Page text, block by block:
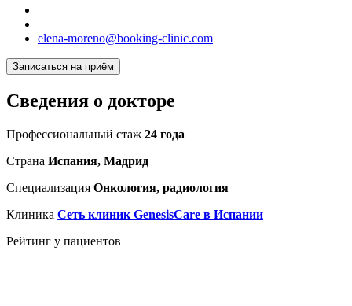
elena-moreno@booking-clinic.com
Записаться на приём
Сведения о докторе
Профессиональный стаж 24 года
Страна Испания, Мадрид
Специализация Онкология, радиология
Клиника Сеть клиник GenesisСare в Испании
Рейтинг у пациентов